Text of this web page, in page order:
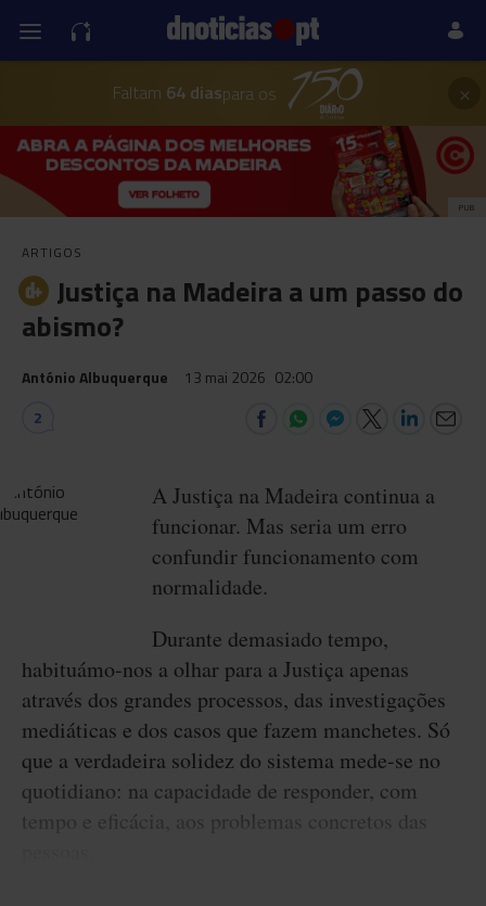
Faltam 64 diaspara os ×
PUB
ARTIGOS
Justiça na Madeira a um passo do
abismo?
António Albuquerque 13 mai 2026 02:00
2
A Justiça na Madeira continua a
funcionar. Mas seria um erro
confundir funcionamento com
normalidade.
Durante demasiado tempo,
habituámo-nos a olhar para a Justiça apenas
através dos grandes processos, das investigações
mediáticas e dos casos que fazem manchetes. Só
que a verdadeira solidez do sistema mede-se no
quotidiano: na capacidade de responder, com
tempo e eficácia, aos problemas concretos das